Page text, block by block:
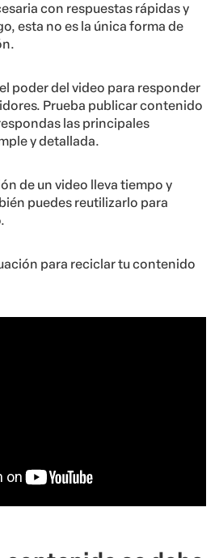
con respuestas rápidas y
esta no es la única forma de
poder del video para responder
Prueba publicar contenido
las principales
y detallada.
de un video lleva tiempo y
puedes reutilizarlo para
para reciclar tu contenido